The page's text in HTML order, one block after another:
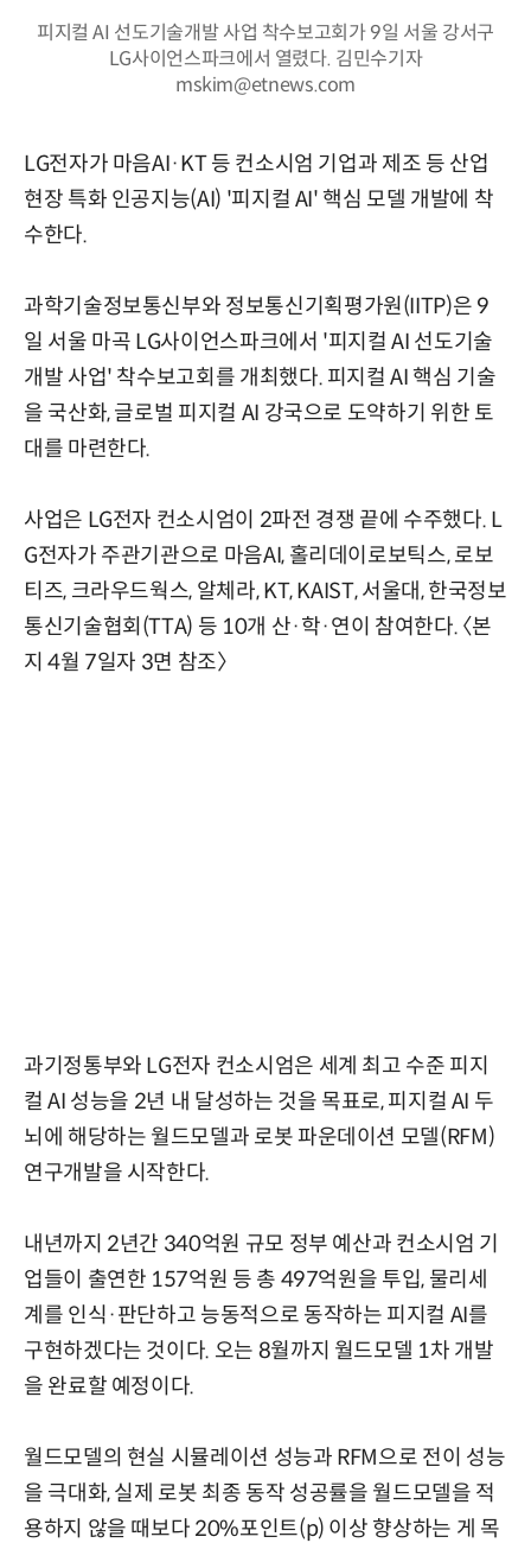
피지컬 AI 선도기술개발 사업 착수보고회가 9일 서울 강서구
LG사이언스파크에서 열렸다. 김민수기자
mskim@etnews.com
LG전자가 마음AI·KT 등 컨소시엄 기업과 제조 등 산업
현장 특화 인공지능(AI) '피지컬 AI' 핵심 모델 개발에 착
수한다.
과학기술정보통신부와 정보통신기획평가원(IITP)은 9
일 서울 마곡 LG사이언스파크에서 '피지컬 AI 선도기술
개발 사업' 착수보고회를 개최했다. 피지컬 AI 핵심 기술
을 국산화, 글로벌 피지컬 AI 강국으로 도약하기 위한 토
대를 마련한다.
사업은 LG전자 컨소시엄이 2파전 경쟁 끝에 수주했다. L
G전자가 주관기관으로 마음AI, 홀리데이로보틱스, 로보
티즈, 크라우드웍스, 알체라, KT, KAIST, 서울대, 한국정보
통신기술협회(TTA) 등 10개 산·학·연이 참여한다. 〈본
지 4월 7일자 3면 참조〉
과기정통부와 LG전자 컨소시엄은 세계 최고 수준 피지
컬 AI 성능을 2년 내 달성하는 것을 목표로, 피지컬 AI 두
뇌에 해당하는 월드모델과 로봇 파운데이션 모델(RFM)
연구개발을 시작한다.
내년까지 2년간 340억원 규모 정부 예산과 컨소시엄 기
업들이 출연한 157억원 등 총 497억원을 투입, 물리세
계를 인식·판단하고 능동적으로 동작하는 피지컬 AI를
구현하겠다는 것이다. 오는 8월까지 월드모델 1차 개발
을 완료할 예정이다.
월드모델의 현실 시뮬레이션 성능과 RFM으로 전이 성능
을 극대화, 실제 로봇 최종 동작 성공률을 월드모델을 적
용하지 않을 때보다 20%포인트(p) 이상 향상하는 게 목